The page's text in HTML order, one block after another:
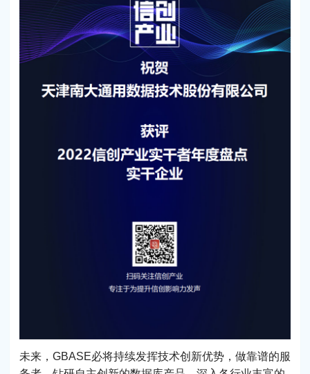
未来，GBASE必将持续发挥技术创新优势，做靠谱的服